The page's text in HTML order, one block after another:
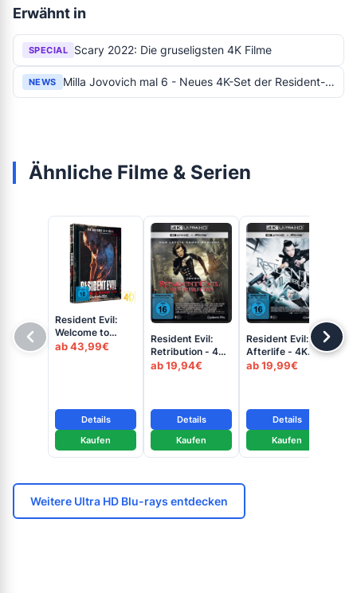
Erwähnt in
SPECIAL Scary 2022: Die gruseligsten 4K Filme
NEWS Milla Jovovich mal 6 - Neues 4K-Set der Resident-Evil-Darstellerin
Ähnliche Filme & Serien
Resident Evil:
Welcome to
Raccoon City
ab 43,99€
Details
Kaufen
Resident Evil:
Retribution - 4K
Blu-ray (UHD +
ab 19,94€
Details
Kaufen
Resident Evil:
Afterlife - 4K
Blu-ray (UHD +
ab 19,99€
Details
Kaufen
Weitere Ultra HD Blu-rays entdecken